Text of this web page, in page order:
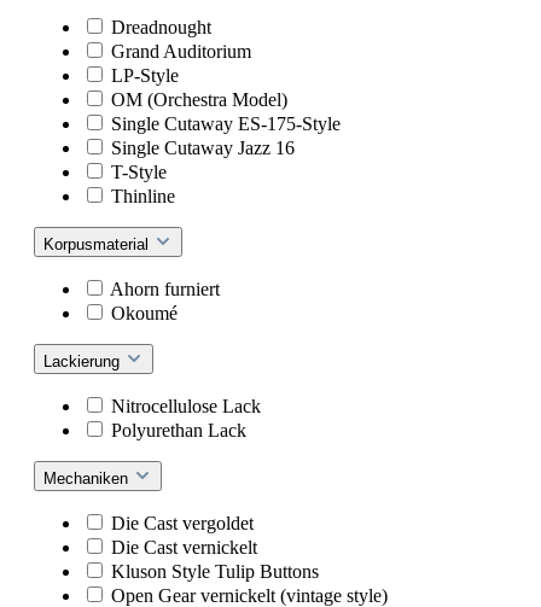
Dreadnought
Grand Auditorium
LP-Style
OM (Orchestra Model)
Single Cutaway ES-175-Style
Single Cutaway Jazz 16
T-Style
Thinline
Korpusmaterial
Ahorn furniert
Okoumé
Lackierung
Nitrocellulose Lack
Polyurethan Lack
Mechaniken
Die Cast vergoldet
Die Cast vernickelt
Kluson Style Tulip Buttons
Open Gear vernickelt (vintage style)